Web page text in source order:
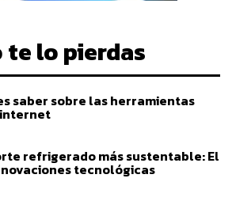
te lo pierdas
saber sobre las herramientas
refrigerado más sustentable: El
tecnológicas